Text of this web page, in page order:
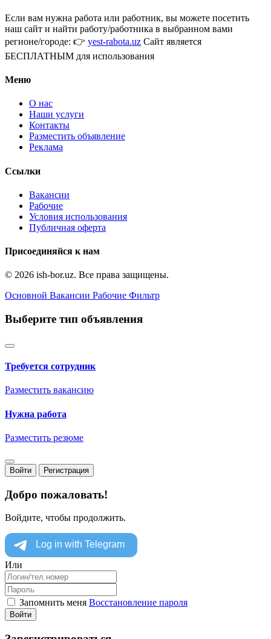
Если вам нужна работа или работник, вы можете посетить
наш сайт и найти работу/работника в выбранном вами
регионе/городе: 👉 yest-rabota.uz Сайт является
БЕСПЛАТНЫМ для использования
Меню
О нас
Наши услуги
Контакты
Разместить объявление
Реклама
Ссылки
Вакансии
Рабочие
Условия использования
Публичная оферта
Присоединяйся к нам
© 2026 ish-bor.uz. Все права защищены.
Основной Вакансии Рабочие Фильтр
Выберите тип объявления
Требуется сотрудник
Разместить вакансию
Нужна работа
Разместить резюме
Войти Регистрация
Добро пожаловать!
Войдите, чтобы продолжить.
Или
Запомнить меня Восстановление пароля
Войти